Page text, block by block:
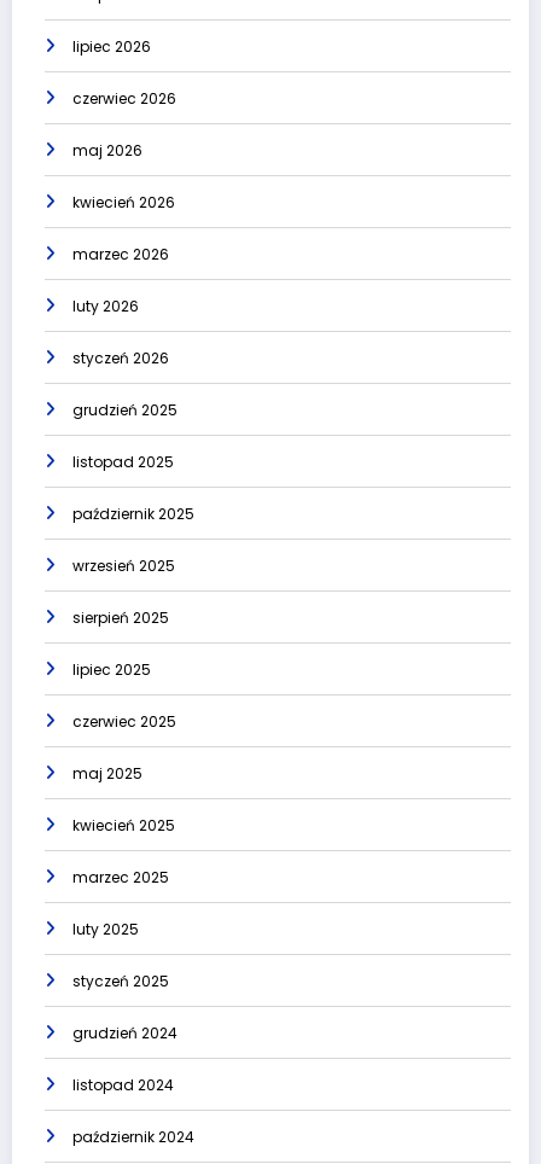
lipiec 2026
czerwiec 2026
maj 2026
kwiecień 2026
marzec 2026
luty 2026
styczeń 2026
grudzień 2025
listopad 2025
październik 2025
wrzesień 2025
sierpień 2025
lipiec 2025
czerwiec 2025
maj 2025
kwiecień 2025
marzec 2025
luty 2025
styczeń 2025
grudzień 2024
listopad 2024
październik 2024